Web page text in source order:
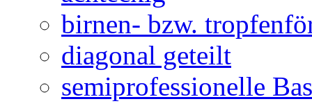
birnen- bzw.
diagonal geteilt
semiprofessionelle